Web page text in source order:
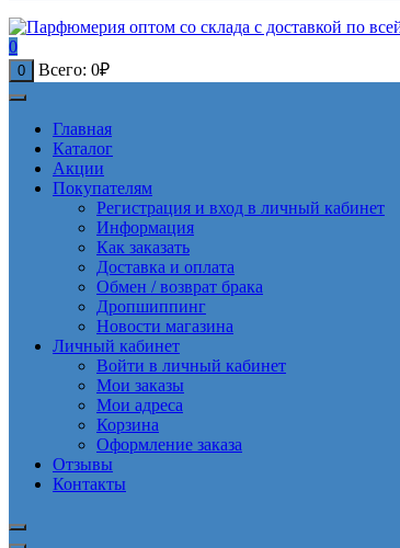
0
0 Всего: 0₽
Главная
Каталог
Акции
Покупателям
Регистрация и вход в личный кабинет
Информация
Как заказать
Доставка и оплата
Обмен / возврат брака
Дропшиппинг
Новости магазина
Личный кабинет
Войти в личный кабинет
Мои заказы
Мои адреса
Корзина
Оформление заказа
Отзывы
Контакты